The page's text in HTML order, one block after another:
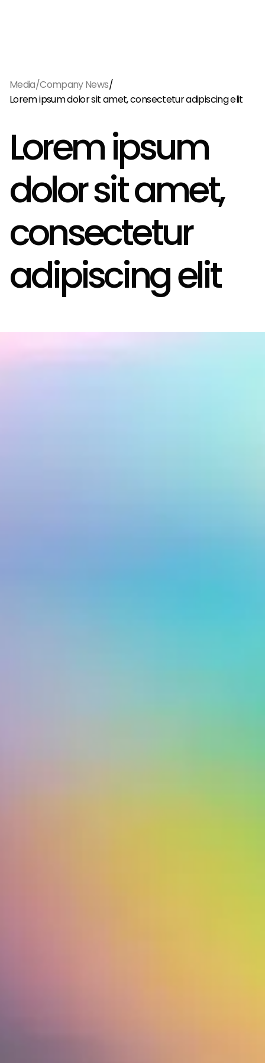
Media/Company News/
Lorem ipsum dolor sit amet, consectetur adipiscing elit
Lorem ipsum
dolor sit amet,
consectetur
adipiscing elit